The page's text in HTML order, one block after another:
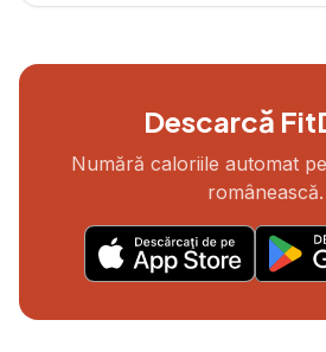
Descarcă
Numără caloriile automat
românească.